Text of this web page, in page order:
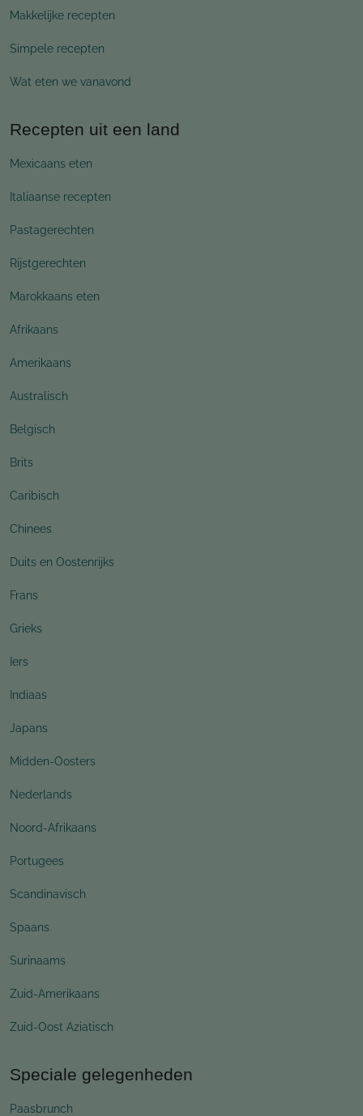
Makkelijke recepten
Simpele recepten
Wat eten we vanavond
Recepten uit een land
Mexicaans eten
Italiaanse recepten
Pastagerechten
Rijstgerechten
Marokkaans eten
Afrikaans
Amerikaans
Australisch
Belgisch
Brits
Caribisch
Chinees
Duits en Oostenrijks
Frans
Grieks
Iers
Indiaas
Japans
Midden-Oosters
Nederlands
Noord-Afrikaans
Portugees
Scandinavisch
Spaans
Surinaams
Zuid-Amerikaans
Zuid-Oost Aziatisch
Speciale gelegenheden
Paasbrunch